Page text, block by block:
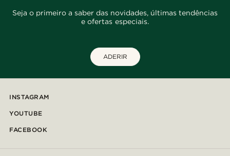
Seja o primeiro a saber das novidades, últimas tendências
e ofertas especiais.
ADERIR
INSTAGRAM
YOUTUBE
FACEBOOK